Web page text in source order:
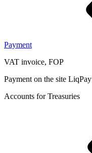
Payment
VAT invoice, FOP
Payment on the site LiqPay
Accounts for Treasuries